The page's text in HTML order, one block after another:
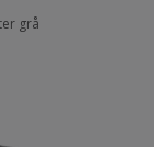
grå